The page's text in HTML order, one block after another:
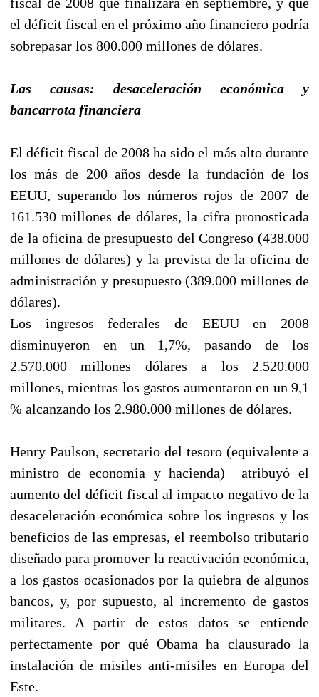
el déficit fiscal en el próximo año financiero podría
sobrepasar los 800.000 millones de dólares.
Las causas: desaceleración económica y
bancarrota financiera
El déficit fiscal de 2008 ha sido el más alto durante
los más de 200 años desde la fundación de los
EEUU, superando los números rojos de 2007 de
161.530 millones de dólares, la cifra pronosticada
de la oficina de presupuesto del Congreso (438.000
millones de dólares) y la prevista de la oficina de
administración y presupuesto (389.000 millones de
dólares).
Los ingresos federales de EEUU en 2008
disminuyeron en un 1,7%, pasando de los
2.570.000 millones dólares a los 2.520.000
millones, mientras los gastos aumentaron en un 9,1
% alcanzando los 2.980.000 millones de dólares.
Henry Paulson, secretario del tesoro (equivalente a
ministro de economía y hacienda) atribuyó el
aumento del déficit fiscal al impacto negativo de la
desaceleración económica sobre los ingresos y los
beneficios de las empresas, el reembolso tributario
diseñado para promover la reactivación económica,
a los gastos ocasionados por la quiebra de algunos
bancos, y, por supuesto, al incremento de gastos
militares. A partir de estos datos se entiende
perfectamente por qué Obama ha clausurado la
instalación de misiles anti-misiles en Europa del
Este.